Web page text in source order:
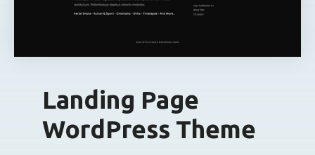
Landing Page
WordPress Theme